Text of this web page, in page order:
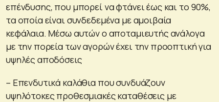
επένδυσης, που μπορεί να φτάνει έως και το 90%,
τα οποία είναι συνδεδεμένα με αμοιβαία
κεφάλαια. Μέσω αυτών ο αποταμιευτής ανάλογα
με την πορεία των αγορών έχει την προοπτική για
υψηλές αποδόσεις
– Επενδυτικά καλάθια που συνδυάζουν
υψηλότοκες προθεσμιακές καταθέσεις με